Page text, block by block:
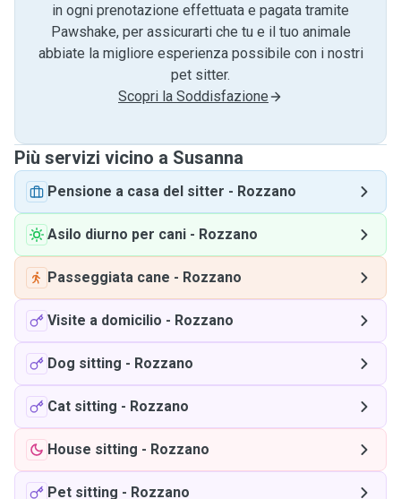
in ogni prenotazione effettuata e pagata tramite
Pawshake, per assicurarti che tu e il tuo animale
abbiate la migliore esperienza possibile con i nostri
pet sitter.
Scopri la Soddisfazione
Più servizi vicino a Susanna
Pensione a casa del sitter - Rozzano
Asilo diurno per cani - Rozzano
Passeggiata cane - Rozzano
Visite a domicilio - Rozzano
Dog sitting - Rozzano
Cat sitting - Rozzano
House sitting - Rozzano
Pet sitting - Rozzano